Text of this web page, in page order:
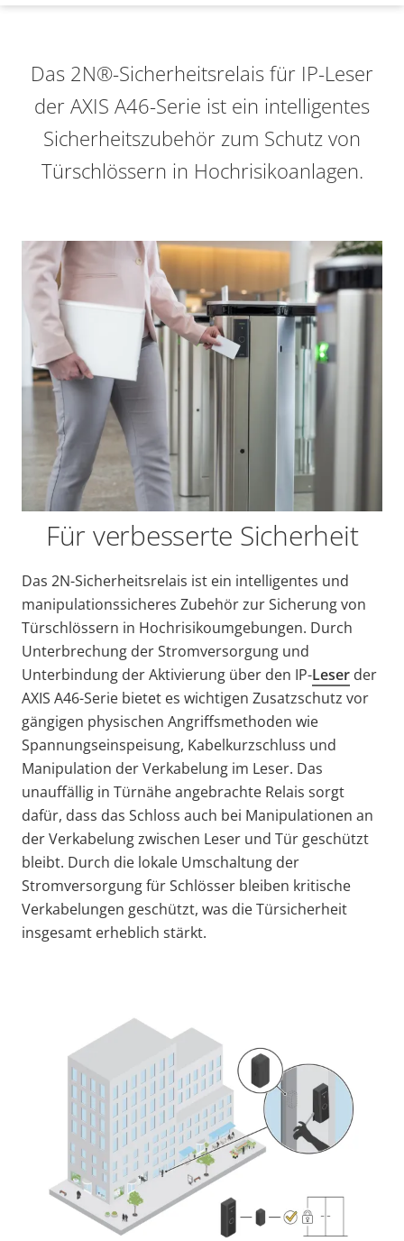
Das 2N®-Sicherheitsrelais für IP-Leser
der AXIS A46-Serie ist ein intelligentes
Sicherheitszubehör zum Schutz von
Türschlössern in Hochrisikoanlagen.
Für verbesserte Sicherheit
Das 2N-Sicherheitsrelais ist ein intelligentes und
manipulationssicheres Zubehör zur Sicherung von
Türschlössern in Hochrisikoumgebungen. Durch
Unterbrechung der Stromversorgung und
Unterbindung der Aktivierung über den IP-Leser der
AXIS A46-Serie bietet es wichtigen Zusatzschutz vor
gängigen physischen Angriffsmethoden wie
Spannungseinspeisung, Kabelkurzschluss und
Manipulation der Verkabelung im Leser. Das
unauffällig in Türnähe angebrachte Relais sorgt
dafür, dass das Schloss auch bei Manipulationen an
der Verkabelung zwischen Leser und Tür geschützt
bleibt. Durch die lokale Umschaltung der
Stromversorgung für Schlösser bleiben kritische
Verkabelungen geschützt, was die Türsicherheit
insgesamt erheblich stärkt.